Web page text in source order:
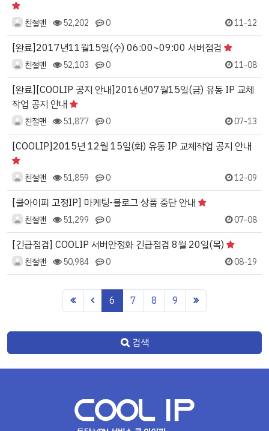
친절맨 52,202 0 11-12
[완료]2017년11월15일(수) 06:00~09:00 서버점검
친절맨 52,103 0 11-08
[완료][COOLIP 공지 안내]2016년07월15일(금) 유동 IP 교체
작업 공지 안내
친절맨 51,877 0 07-13
[COOLIP]2015년 12월 15일(화) 유동 IP 교체작업 공지 안내
친절맨 51,859 0 12-09
[쿨아이피 고정IP] 마케팅-블로그 상품 중단 안내
친절맨 51,299 0 07-08
[긴급점검] COOLIP 서버안정화 긴급점검 8월 20일(목)
친절맨 50,984 0 08-19
6 7 8 9
검색